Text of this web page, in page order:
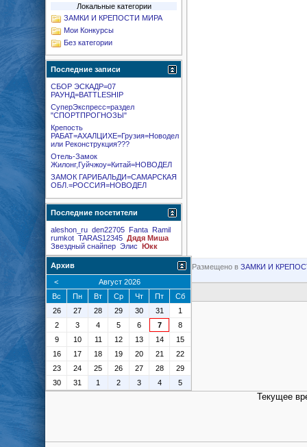
Размещено в ЗАМКИ И
Локальные категории
ЗАМКИ И КРЕПОСТИ МИРА
Мои Конкурсы
Без категории
Последние записи
СБОР ЭСКАДР=07
РАУНД=BATTLESHIP
СуперЭкспресс=раздел
"СПОРТПРОГНОЗЫ"
Крепость
РАБАТ=АХАЛЦИХЕ=Грузия=Новодел
или Реконструкция???
Отель-Замок
Жилонг,Гуйчжоу=Китай=НОВОДЕЛ
ЗАМОК ГАРИБАЛЬДИ=САМАРСКАЯ
ОБЛ.=РОССИЯ=НОВОДЕЛ
Последние посетители
aleshon_ru den22705 Fanta
Ramil
rumkot TARAS12345 Дядя Миша
Звездный снайпер Элис Юкк
Архив
<
Август 2026
Вс
Пн Вт Ср Чт Пт
Сб
26
27 28 29 30 31
1
2
3 4 5 6 7
8
9
10 11 12 13 14
15
16
17 18 19 20 21
22
23
24 25 26 27 28
29
30
31 1 2 3 4 5
Текущее